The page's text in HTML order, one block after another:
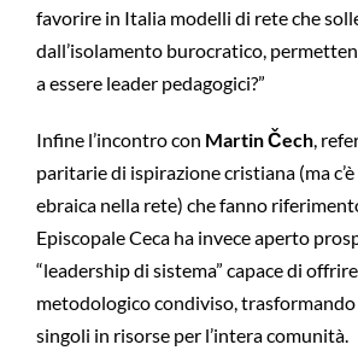
favorire in Italia modelli di rete che
dall’isolamento burocratico,
a essere leader pedagogici?”
Infine l’incontro con Martin Čech,
paritarie di ispirazione cristiana (ma
ebraica nella rete) che fanno
Episcopale Ceca ha invece aperto
“leadership di sistema” capace di
metodologico condiviso,
singoli in risorse per l’intera comunità.